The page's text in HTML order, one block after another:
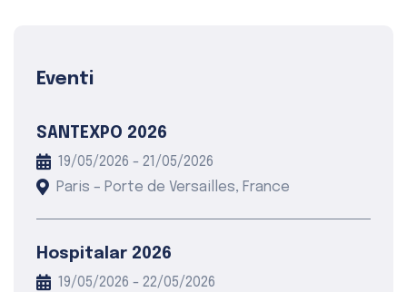
Eventi
SANTEXPO 2026
19/05/2026 - 21/05/2026
Paris – Porte de Versailles, France
Hospitalar 2026
19/05/2026 - 22/05/2026